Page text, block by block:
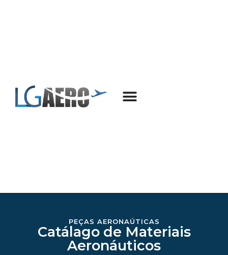
PEÇAS AERONAÚTICAS
Catálago de Materiais
Aeronáuticos